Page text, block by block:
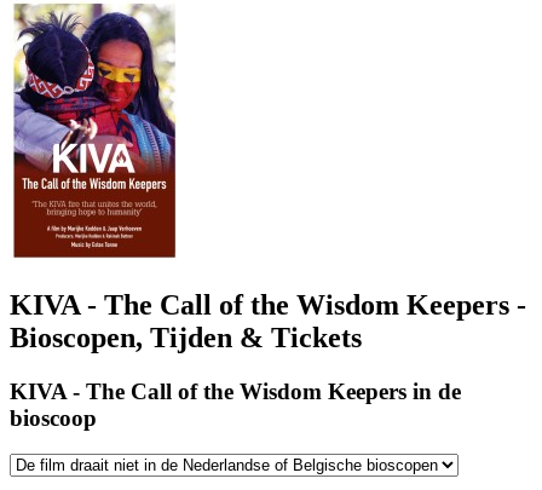
KIVA - The Call of the Wisdom Keepers -
Bioscopen, Tijden & Tickets
KIVA - The Call of the Wisdom Keepers in de
bioscoop